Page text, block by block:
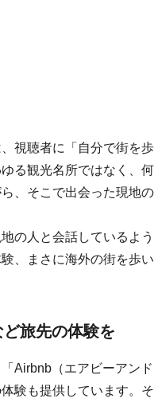
視聴者に「自分で街を
る観光名所ではなく、
、そこで出会った現地
の人と会話しているよ
、まさに海外の街を歩
旅先の体験を
Airbnb（エアビーアン
験も提供しています。